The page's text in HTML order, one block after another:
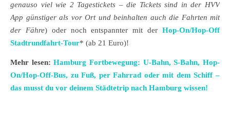
genauso viel wie 2 Tagestickets – die Tickets sind in der HVV
App günstiger als vor Ort und beinhalten auch die Fahrten mit
der Fähre) oder noch entspannter mit derHop-On/Hop-Off
Stadtrundfahrt-Tour* (ab 21 Euro)!
Mehr lesen:Hamburg Fortbewegung: U-Bahn, S-Bahn, Hop-
On/Hop-Off-Bus, zu Fuß, per Fahrrad oder mit dem Schiff –
das musst du vor deinem Städtetrip nach Hamburg wissen!